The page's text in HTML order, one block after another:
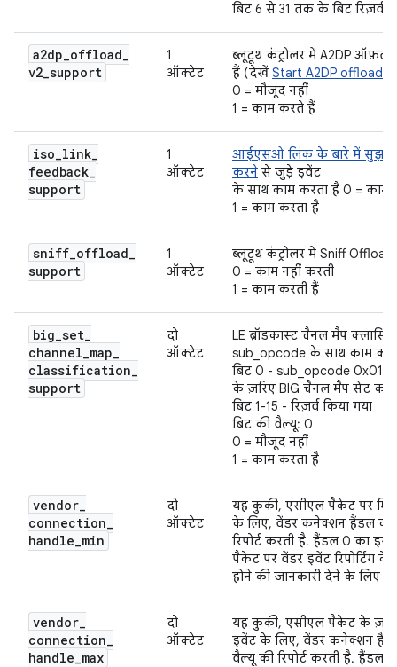
बिट 6 से 31 तक के बिट रिज़र्व हैं
a2dp_offload_
v2_support
1
ऑक्टेट
ब्लूटूथ कंट्रोलर में A2DP
हैं (देखें Start A2DP offload
0 = मौजूद नहीं
1 = काम करते हैं
iso_link_
feedback_
support
1
ऑक्टेट
आईएसओ लिंक के बारे में सुझाव/
करने से जुड़े इवेंट
के साथ काम करता है 0 = काम
1 = काम करता है
sniff_offload_
support
1
ऑक्टेट
ब्लूटूथ कंट्रोलर में Sniff
0 = काम नहीं करती
1 = काम करती हैं
big_set_
channel_map_
classification_
support
दो
ऑक्टेट
LE ब्रॉडकास्ट चैनल मैप
sub_opcode के साथ काम
बिट 0 - sub_opcode 0x01
के ज़रिए BIG चैनल मैप सेट
बिट 1-15 - रिज़र्व किया गया
बिट की वैल्यू: 0
0 = मौजूद नहीं
1 = काम करता है
vendor_
connection_
handle_min
दो
ऑक्टेट
यह कुकी, एसीएल पैकेट पर
के लिए, वेंडर कनेक्शन हैंडल
रिपोर्ट करती है. हैंडल 0 का
पैकेट पर वेंडर इवेंट रिपोर्टिंग के
होने की जानकारी देने के लिए
vendor_
connection_
handle_max
दो
ऑक्टेट
यह कुकी, एसीएल पैकेट के
इवेंट के लिए, वेंडर कनेक्शन हैंडल
वैल्यू की रिपोर्ट करती है. हैंडल